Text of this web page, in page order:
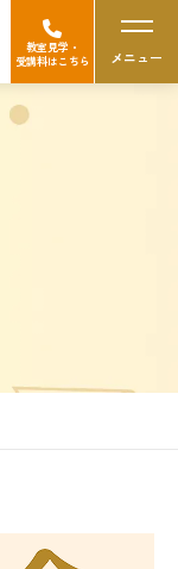
教室見学・
受講料はこちら メニュー